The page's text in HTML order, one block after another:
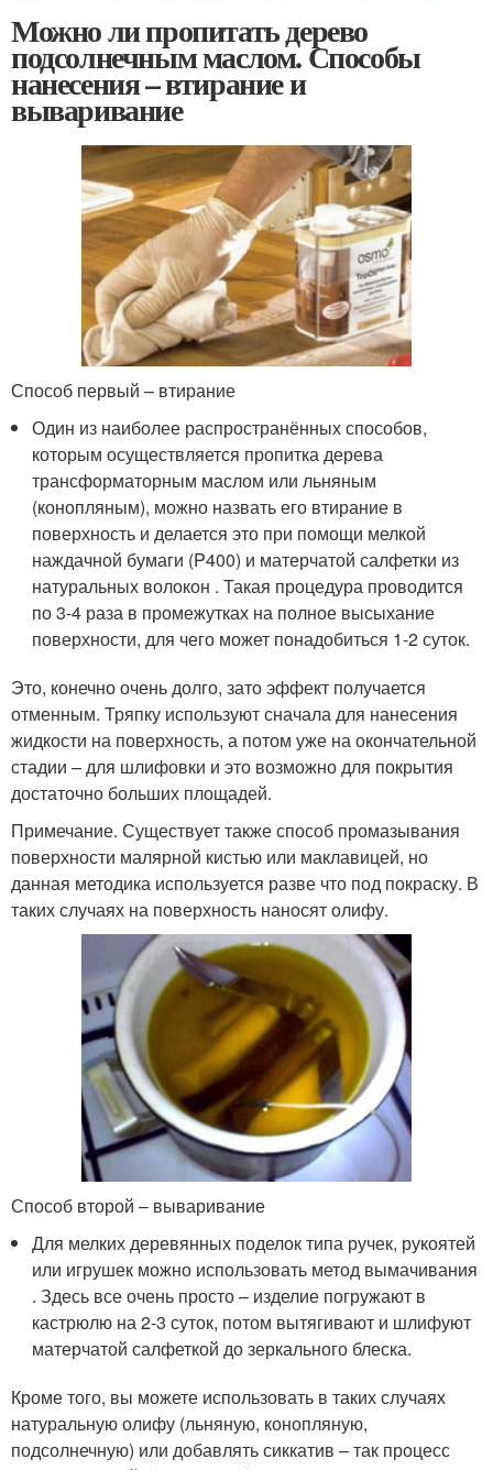
Можно ли пропитать дерево
подсолнечным маслом. Способы
нанесения – втирание и
вываривание
Способ первый – втирание
Один из наиболее распространённых способов,
которым осуществляется пропитка дерева
трансформаторным маслом или льняным
(конопляным), можно назвать его втирание в
поверхность и делается это при помощи мелкой
наждачной бумаги (P400) и матерчатой салфетки из
натуральных волокон . Такая процедура проводится
по 3-4 раза в промежутках на полное высыхание
поверхности, для чего может понадобиться 1-2 суток.
Это, конечно очень долго, зато эффект получается
отменным. Тряпку используют сначала для нанесения
жидкости на поверхность, а потом уже на окончательной
стадии – для шлифовки и это возможно для покрытия
достаточно больших площадей.
Примечание. Существует также способ промазывания
поверхности малярной кистью или маклавицей, но
данная методика используется разве что под покраску. В
таких случаях на поверхность наносят олифу.
Способ второй – вываривание
Для мелких деревянных поделок типа ручек, рукоятей
или игрушек можно использовать метод вымачивания
. Здесь все очень просто – изделие погружают в
кастрюлю на 2-3 суток, потом вытягивают и шлифуют
матерчатой салфеткой до зеркального блеска.
Кроме того, вы можете использовать в таких случаях
натуральную олифу (льняную, конопляную,
подсолнечную) или добавлять сиккатив – так процесс